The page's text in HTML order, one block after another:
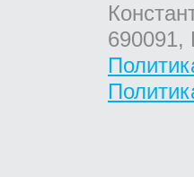
690091,